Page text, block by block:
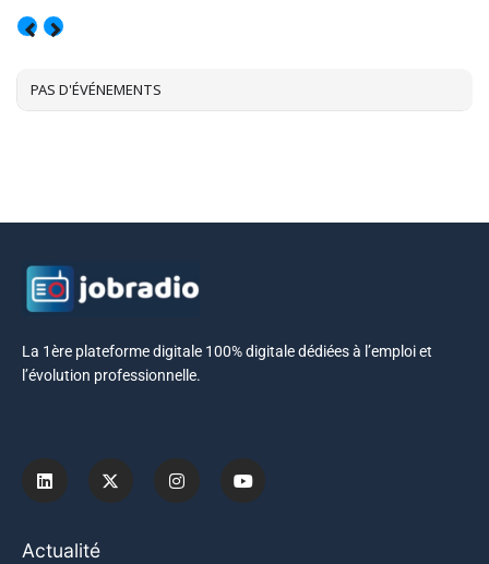
PAS D'ÉVÉNEMENTS
La 1ère plateforme digitale 100% digitale dédiées à l’emploi et
l’évolution professionnelle.
Actualité